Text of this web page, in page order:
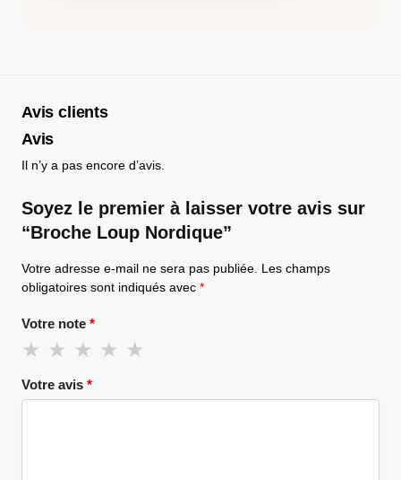
Avis clients
Avis
Il n’y a pas encore d’avis.
Soyez le premier à laisser votre avis sur
“Broche Loup Nordique”
Votre adresse e-mail ne sera pas publiée. Les champs
obligatoires sont indiqués avec *
Votre note *
Votre avis *